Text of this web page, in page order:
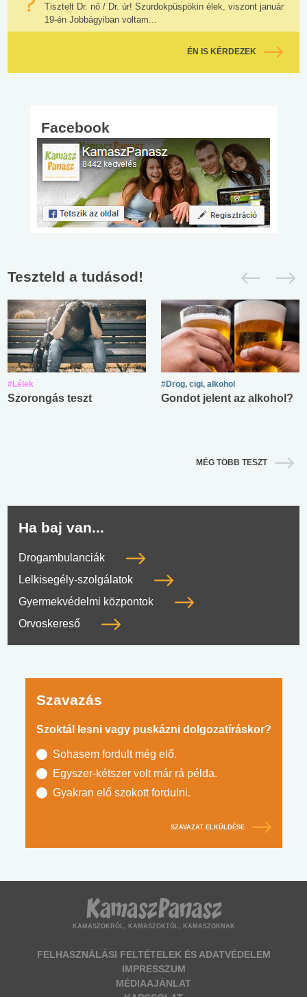
Tisztelt Dr. nő / Dr. úr! Szurdokpüspökin élek, viszont január
19-én Jobbágyiban voltam...
ÉN IS KÉRDEZEK
Facebook
Teszteld a tudásod!
#Lélek
Szorongás teszt
#Drog, cigi, alkohol
Gondot jelent az alkohol?
MÉG TÖBB TESZT
Ha baj van...
Drogambulanciák
Lelkisegély-szolgálatok
Gyermekvédelmi központok
Orvoskereső
Szavazás
Szoktál lesni vagy puskázni dolgozatíráskor?
Sohasem fordult még elő.
Egyszer-kétszer volt már rá példa.
Gyakran elő szokott fordulni.
SZAVAZAT ELKÜLDÉSE
KAMASZOKRÓL, KAMASZOKTÓL, KAMASZOKNAK
FELHASZNÁLÁSI FELTÉTELEK ÉS ADATVÉDELEM
IMPRESSZUM
MÉDIAAJÁNLAT